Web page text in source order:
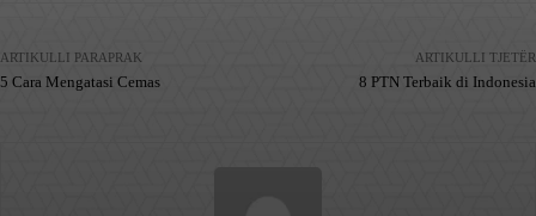
ARTIKULLI PARAPRAK
5 Cara Mengatasi Cemas
ARTIKULLI TJETËR
8 PTN Terbaik di Indonesia